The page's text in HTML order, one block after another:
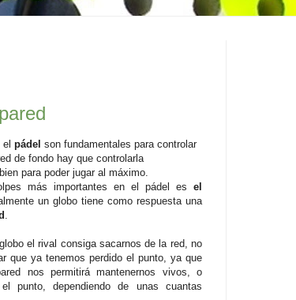
elpádel son fundamentales para controlar
de fondo hay que controlarla
para poder jugar al máximo.
más importantes en el pádel es el
un globo tiene como respuesta una
.
el rival consiga sacarnos de la red, no
que ya tenemos perdido el punto, ya que
nos permitirá mantenernos vivos, o
punto, dependiendo de unas cuantas